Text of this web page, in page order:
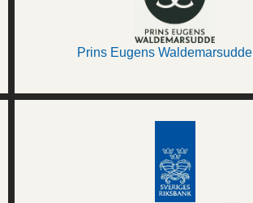
Prins Eugens Waldemarsudde